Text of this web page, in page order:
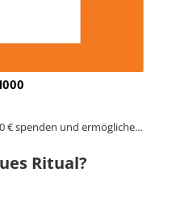
€ spenden und ermögliche…
Ritual?